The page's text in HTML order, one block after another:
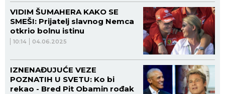
10:14 04.06.2025
VIDIM ŠUMAHERA KAKO SE
SMEŠI: Prijatelj slavnog Nemca
otkrio bolnu istinu
IZNENAĐUJUĆE VEZE
POZNATIH U SVETU: Ko bi
rekao - Bred Pit Obamin rođak